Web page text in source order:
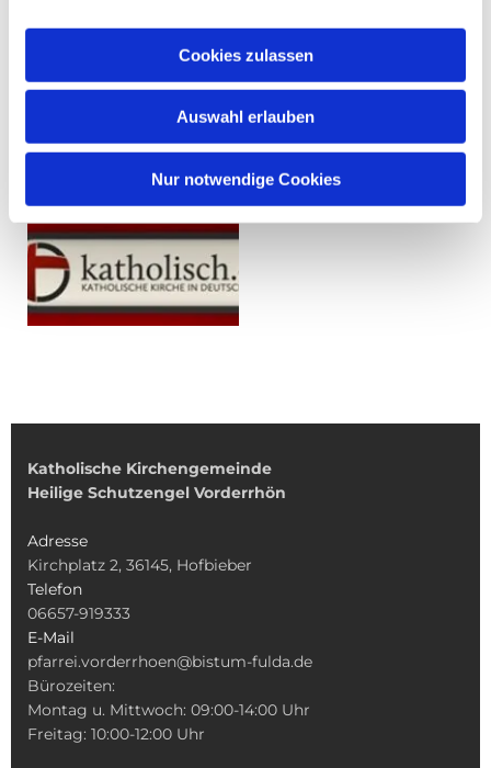
Cookies zulassen
Auswahl erlauben
Nur notwendige Cookies
Katholische Kirchengemeinde
Heilige Schutzengel Vorderrhön
Adresse
Kirchplatz 2, 36145, Hofbieber
Telefon
06657-919333
E-Mail
pfarrei.vorderrhoen@bistum-fulda.de
Bürozeiten:
Montag u. Mittwoch: 09:00-14:00 Uhr
Freitag: 10:00-12:00 Uhr